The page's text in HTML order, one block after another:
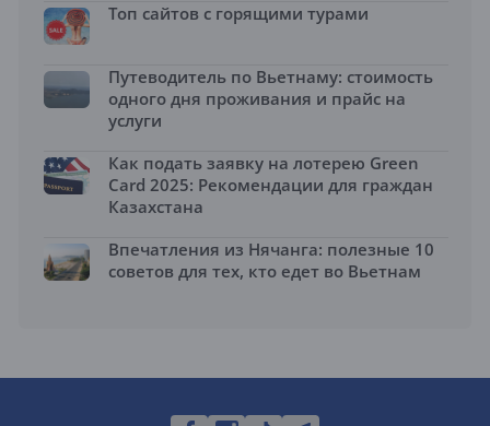
Топ сайтов с горящими турами
Путеводитель по Вьетнаму: стоимость
одного дня проживания и прайс на
услуги
Как подать заявку на лотерею Green
Card 2025: Рекомендации для граждан
Казахстана
Впечатления из Нячанга: полезные 10
советов для тех, кто едет во Вьетнам